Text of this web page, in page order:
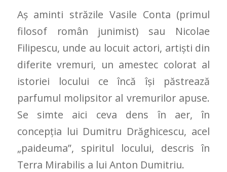
Aș aminti străzile Vasile Conta (primul
filosof român junimist) sau Nicolae
Filipescu, unde au locuit actori, artiști din
diferite vremuri, un amestec colorat al
istoriei locului ce încă își păstrează
parfumul molipsitor al vremurilor apuse.
Se simte aici ceva dens în aer, în
concepția lui Dumitru Drăghicescu, acel
„paideuma”, spiritul locului, descris în
Terra Mirabilis a lui Anton Dumitriu.